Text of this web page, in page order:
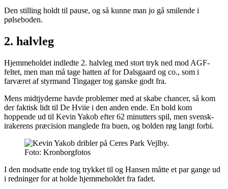
Den stilling holdt til pause, og så kunne man jo gå smilende i
pølseboden.
2. halvleg
Hjemmeholdet indledte 2. halvleg med stort tryk ned mod AGF-
feltet, men man må tage hatten af for Dalsgaard og co., som i
farværet af styrmand Tingager tog ganske godt fra.
Mens midtjyderne havde problemer med at skabe chancer, så kom
der faktisk lidt til De Hviie i den anden ende. En bold kom
hoppende ud til Kevin Yakob efter 62 minutters spil, men svensk-
irakerens præcision manglede fra buen, og bolden røg langt forbi.
Foto: Kronborgfotos
I den modsatte ende tog trykket til og Hansen måtte et par gange ud
i redninger for at holde hjemmeholdet fra fadet.